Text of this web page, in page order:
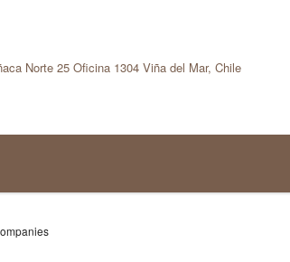
Norte 25 Oficina 1304 Viña del Mar, Chile